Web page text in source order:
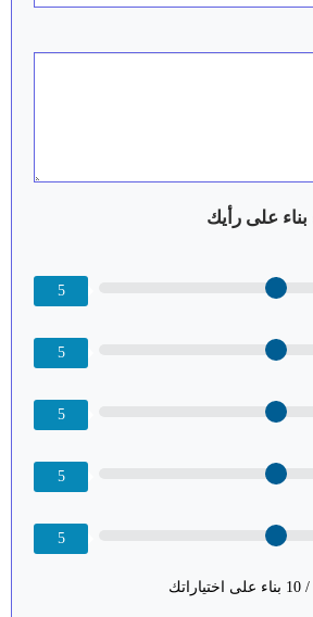
على رأيك
5
5
5
5
5
/ 10 بناء على اختياراتك